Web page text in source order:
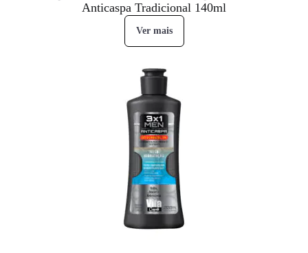
Anticaspa Tradicional 140ml
Ver mais